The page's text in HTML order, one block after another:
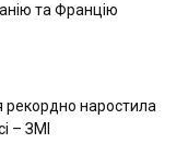
та Францію
рекордно наростила
– ЗМІ